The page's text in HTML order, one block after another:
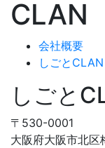
会社概要
しごと
しごと
〒530-0001
大阪府大阪市北